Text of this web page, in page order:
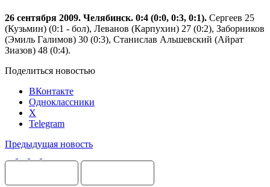
26 сентября 2009. Челябинск. 0:4 (0:0, 0:3, 0:1). Сергеев 25
(Кузьмин) (0:1 - бол), Леванов (Карпухин) 27 (0:2), Заборников
(Эмиль Галимов) 30 (0:3), Станислав Альшевский (Айрат
Зиазов) 48 (0:4).
Поделиться новостью
ВКонтакте
Одноклассники
X
Telegram
Предыдущая новость